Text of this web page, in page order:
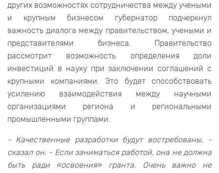
других возможностях сотрудничества между учеными
и крупным бизнесом губернатор подчеркнул
важность диалога между правительством, учеными и
представителями бизнеса. Правительство
рассмотрит возможность определения доли
инвестиций в науку при заключении соглашений с
крупными компаниями. Это будет способствовать
усилению взаимодействия между научными
организациями региона и региональными
промышленными группами.
- Качественные разработки будут востребованы, -
сказал он. - Если заниматься работой, она не должна
быть ради «освоения» гранта. Очень важно не